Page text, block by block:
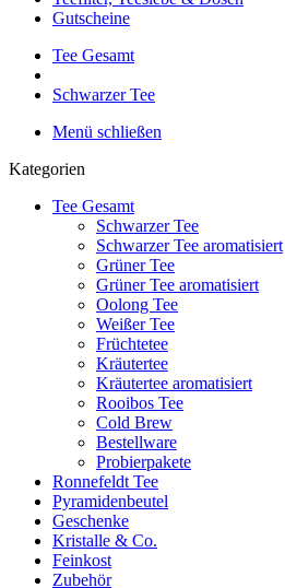
Gutscheine
Tee Gesamt
Schwarzer Tee
Menü schließen
Kategorien
Tee Gesamt
Schwarzer Tee
Schwarzer Tee aromatisiert
Grüner Tee
Grüner Tee aromatisiert
Oolong Tee
Weißer Tee
Früchtetee
Kräutertee
Kräutertee aromatisiert
Rooibos Tee
Cold Brew
Bestellware
Probierpakete
Ronnefeldt Tee
Pyramidenbeutel
Geschenke
Kristalle & Co.
Feinkost
Zubehör